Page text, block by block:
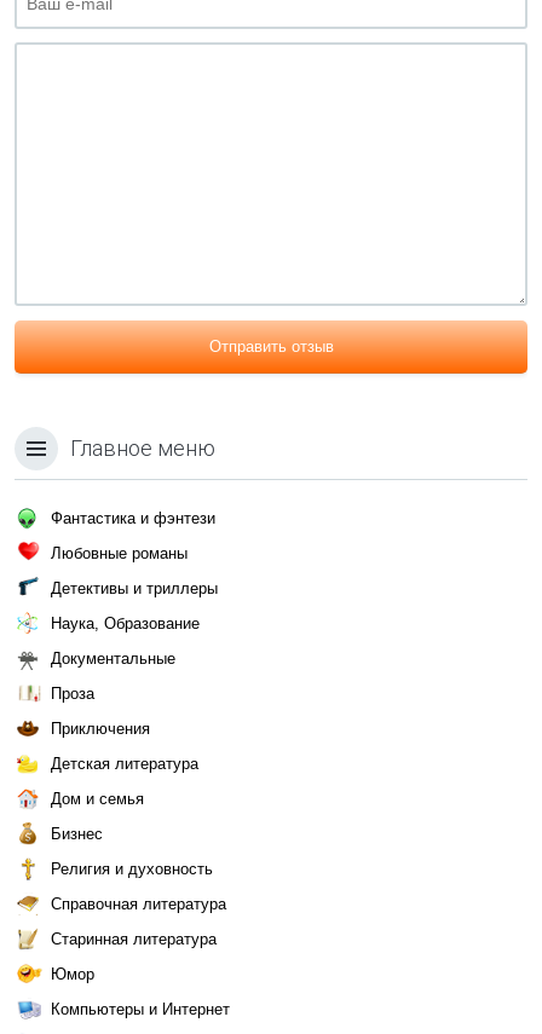
Отправить отзыв
Главное меню
Фантастика и фэнтези
Любовные романы
Детективы и триллеры
Наука, Образование
Документальные
Проза
Приключения
Детская литература
Дом и семья
Бизнес
Религия и духовность
Справочная литература
Старинная литература
Юмор
Компьютеры и Интернет